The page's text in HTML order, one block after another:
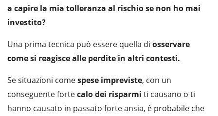
a capire la mia tolleranza al rischio se non ho mai
investito?
Una prima tecnica può essere quella di osservare
come si reagisce alle perdite in altri contesti.
Se situazioni comespese impreviste, con un
conseguente fortecalo dei risparmi ti causano o ti
hanno causato in passato forte ansia, è probabile che